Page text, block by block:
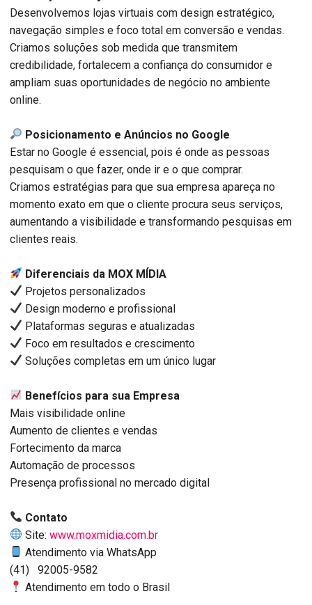
Desenvolvemos lojas virtuais com design estratégico,
navegação simples e foco total em conversão e vendas.
Criamos soluções sob medida que transmitem
credibilidade, fortalecem a confiança do consumidor e
ampliam suas oportunidades de negócio no ambiente
online.
Posicionamento e Anúncios no Google
Estar no Google é essencial, pois é onde as pessoas
pesquisam o que fazer, onde ir e o que comprar.
Criamos estratégias para que sua empresa apareça no
momento exato em que o cliente procura seus serviços,
aumentando a visibilidade e transformando pesquisas em
clientes reais.
Diferenciais da MOX MÍDIA
Projetos personalizados
Design moderno e profissional
Plataformas seguras e atualizadas
Foco em resultados e crescimento
Soluções completas em um único lugar
Benefícios para sua Empresa
Mais visibilidade online
Aumento de clientes e vendas
Fortecimento da marca
Automação de processos
Presença profissional no mercado digital
Contato
Site:www.moxmidia.com.br
Atendimento via WhatsApp
(41) 92005-9582
Atendimento em todo o Brasil